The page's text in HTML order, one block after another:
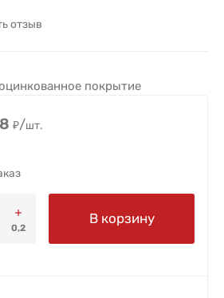
отзыв
покрытие
₽/шт.
0,2
В корзину